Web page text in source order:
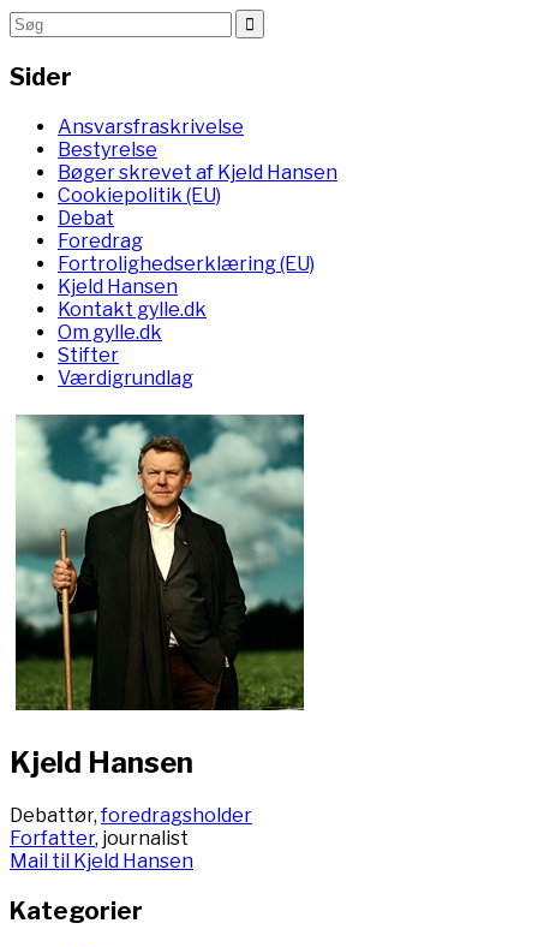
Sider
Ansvarsfraskrivelse
Bestyrelse
Bøger skrevet af Kjeld Hansen
Cookiepolitik (EU)
Debat
Foredrag
Fortrolighedserklæring (EU)
Kjeld Hansen
Kontakt gylle.dk
Om gylle.dk
Stifter
Værdigrundlag
Kjeld Hansen
Debattør,foredragsholder
Forfatter, journalist
Mail til Kjeld Hansen
Kategorier